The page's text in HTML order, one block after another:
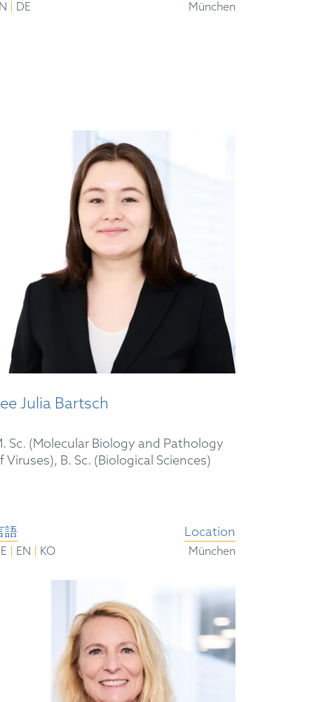
DE München
Julia Bartsch
Sc. (Molecular Biology and Pathology
Viruses), B. Sc. (Biological Sciences)
語
EN KO
Location
München